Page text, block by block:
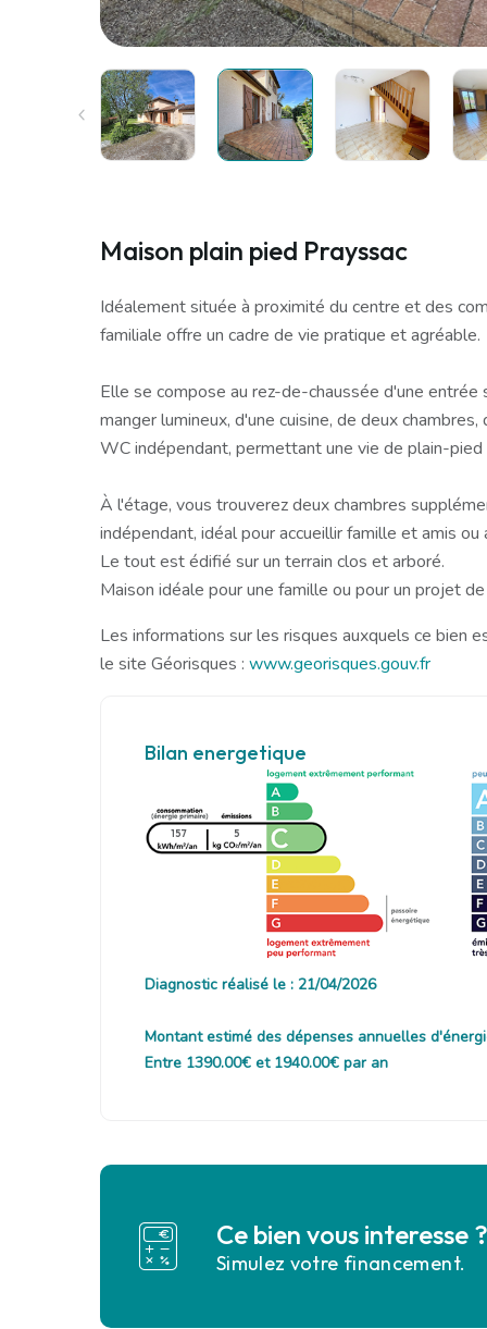
Maison plain pied Prayssac
Idéalement située à proximité du centre et des
familiale offre un cadre de vie pratique et agréable.
Elle se compose au rez-de-chaussée d'une entrée
manger lumineux, d'une cuisine, de deux
WC indépendant, permettant une vie de plain-
À l'étage, vous trouverez deux chambres
indépendant, idéal pour accueillir famille et amis ou
Le tout est édifié sur un terrain clos et arboré.
Maison idéale pour une famille ou pour un projet
Les informations sur les risques auxquels ce bien
le site Géorisques : www.georisques.gouv.fr
Bilan energetique
157 5
Diagnostic réalisé le : 21/04/2026
Montant estimé des dépenses annuelles
Entre 1390.00€ et 1940.00€ par an
Ce bien vous interesse ?
Simulez votre financement.